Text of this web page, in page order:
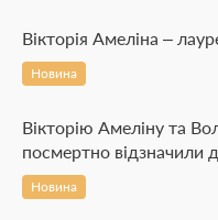
Вікторія Амеліна –
Новина
Вікторію Амеліну та
посмертно
Новина